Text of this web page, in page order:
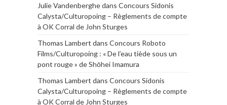
Julie Vandenberghedans Concours Sidonis
Calysta/Culturopoing – Règlements de compte
à OK Corral de John Sturges
Thomas Lambert dans Concours Roboto
Films/Culturopoing : « De l’eau tiède sous un
pont rouge » de Shōhei Imamura
Thomas Lambert dans Concours Sidonis
Calysta/Culturopoing – Règlements de compte
à OK Corral de John Sturges